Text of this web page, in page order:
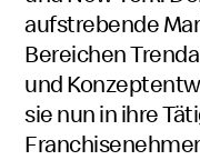
aufstrebende
Bereichen
und
sie nun in ihre